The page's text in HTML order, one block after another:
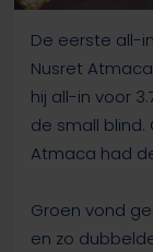
De eerste all-
Nusret
hij all-in voor
de small
Atmaca had
Groen vond
en zo